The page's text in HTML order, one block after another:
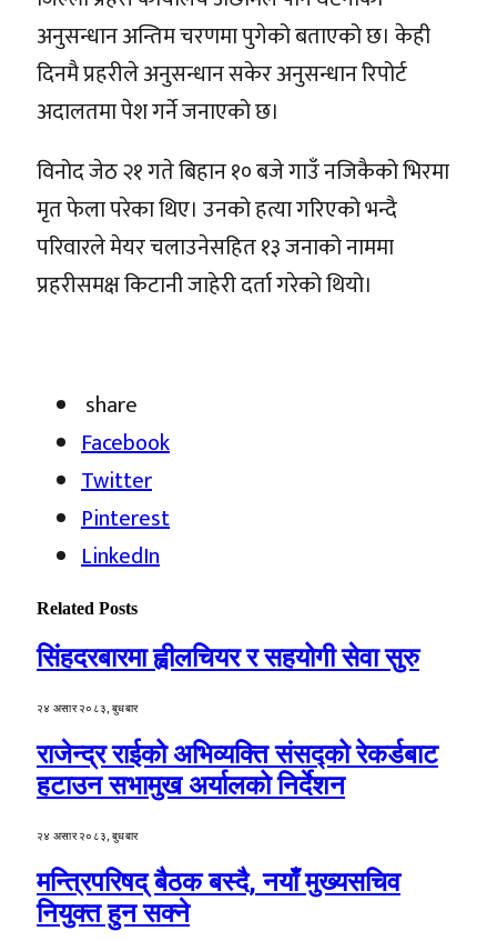
अनुसन्धान अन्तिम चरणमा पुगेको बताएको छ। केही
दिनमै प्रहरीले अनुसन्धान सकेर अनुसन्धान रिपोर्ट
अदालतमा पेश गर्ने जनाएको छ।
विनोद जेठ २१ गते बिहान १० बजे गाउँ नजिकैको भिरमा
मृत फेला परेका थिए। उनको हत्या गरिएको भन्दै
परिवारले मेयर चलाउनेसहित १३ जनाको नाममा
प्रहरीसमक्ष किटानी जाहेरी दर्ता गरेको थियो।
share
Facebook
Twitter
Pinterest
LinkedIn
Related Posts
सिंहदरबारमा ह्वीलचियर र सहयोगी सेवा सुरु
२४ असार २०८३, बुधबार
राजेन्द्र राईको अभिव्यक्ति संसद्को रेकर्डबाट
हटाउन सभामुख अर्यालको निर्देशन
२४ असार २०८३, बुधबार
मन्त्रिपरिषद् बैठक बस्दै, नयाँ मुख्यसचिव
नियुक्त हुन सक्ने